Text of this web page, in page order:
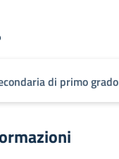
di primo grado